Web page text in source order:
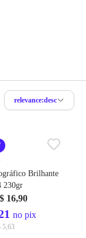
relevance:desc
Brilhante
230gr
16,90
no pix
5,63